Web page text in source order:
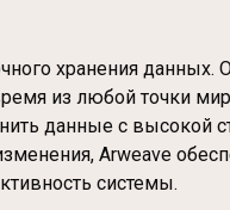
хранения
из любой точки
данные с высокой
Arweave
системы.